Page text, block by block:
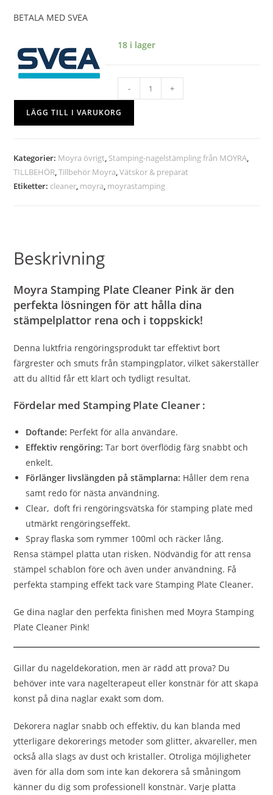
BETALA MED SVEA
18 i lager
- +
LÄGG TILL I VARUKORG
Kategorier: Moyra övrigt, Stamping-nagelstämpling från MOYRA,
TILLBEHÖR,Tillbehör Moyra,Vätskor & preparat
Etiketter: cleaner, moyra, moyrastamping
Beskrivning
Moyra Stamping Plate Cleaner Pink är den
perfekta lösningen för att hålla dina
stämpelplattor rena och i toppskick!
Denna luktfria rengöringsprodukt tar effektivt bort
färgrester och smuts från stampingplator, vilket säkerställer
att du alltid får ett klart och tydligt resultat.
Fördelar med Stamping Plate Cleaner :
Doftande: Perfekt för alla användare.
Effektiv rengöring: Tar bort överflödig färg snabbt och
enkelt.
Förlänger livslängden på stämplarna: Håller dem rena
samt redo för nästa användning.
Clear, doft fri rengöringsvätska för stamping plate med
utmärkt rengöringseffekt.
Spray flaska som rymmer 100ml och räcker lång.
Rensa stämpel platta utan risken. Nödvändig för att rensa
stämpel schablon före och även under användning. Få
perfekta stamping effekt tack vare Stamping Plate Cleaner.
Ge dina naglar den perfekta finishen med Moyra Stamping
Plate Cleaner Pink!
Gillar du nageldekoration, men är rädd att prova? Du
behöver inte vara nagelterapeut eller konstnär för att skapa
konst på dina naglar exakt som dom.
Dekorera naglar snabb och effektiv, du kan blanda med
ytterligare dekorerings metoder som glitter, akvareller, men
också alla slags av dust och kristaller. Otroliga möjligheter
även för alla dom som inte kan dekorera så småningom
känner du dig som professionell konstnär. Varje platta